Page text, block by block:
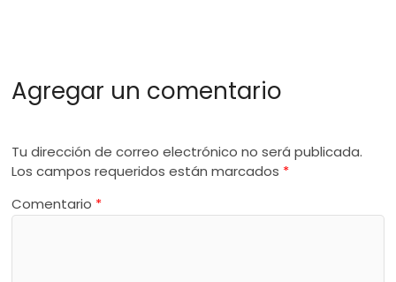
Agregar un comentario
Tu dirección de correo electrónico no será publicada.
Los campos requeridos están marcados *
Comentario *